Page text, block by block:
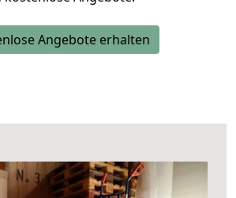
Angebote erhalten